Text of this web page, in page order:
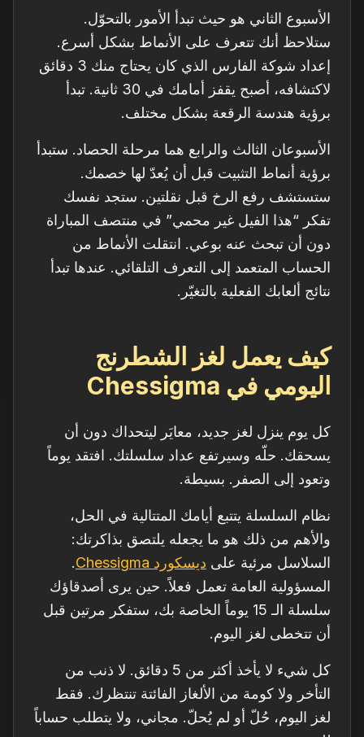
الأسبوع الثاني هو حيث تبدأ الأمور بالتحوّل.
ستلاحظ أنك تتعرف على الأنماط بشكل أسرع.
إعداد شوكة الفارس الذي كان يحتاج منك 3 دقائق
لاكتشافه، أصبح يقفز أمامك في 30 ثانية. تبدأ
برؤية هندسة الرقعة بشكل مختلف.
الأسبوعان الثالث والرابع هما مرحلة الحصاد. ستبدأ
برؤية أنماط التثبيت قبل أن يُعدّ لها خصمك.
ستستشف رفع الرخ قبل نقلتين. ستجد نفسك
تفكر “هذا الفيل غير محمي” في منتصف المباراة
دون أن تبحث عنه بوعي. انتقلت الأنماط من
الحساب المتعمد إلى التعرف التلقائي. عندها تبدأ
نتائج ألعابك الفعلية بالتغيّر.
كيف يعمل لغز الشطرنج
اليومي في Chessigma
كل يوم ينزل لغز جديد، معايَر ليتحداك دون أن
يسحقك. حلّه وسيرتفع عداد سلسلتك. افتقد يوماً
وتعود إلى الصفر. بسيطة.
نظام السلسلة يتتبع أيامك المتتالية في الحل،
والأهم من ذلك هو ما يجعله يلتصق بذاكرتك:
السلاسل مرئية على ديسكورد Chessigma
.
المسؤولية العامة تعمل فعلاً. حين يرى أصدقاؤك
سلسلة الـ 15 يوماً الخاصة بك، ستفكر مرتين قبل
أن تتخطى لغز اليوم.
كل شيء لا يأخذ أكثر من 5 دقائق. لا ذنب من
التأخر ولا كومة من الألغاز الفائتة تنتظرك. فقط
لغز اليوم، حُلّ أو لم يُحلّ. مجاني، ولا يتطلب حساباً